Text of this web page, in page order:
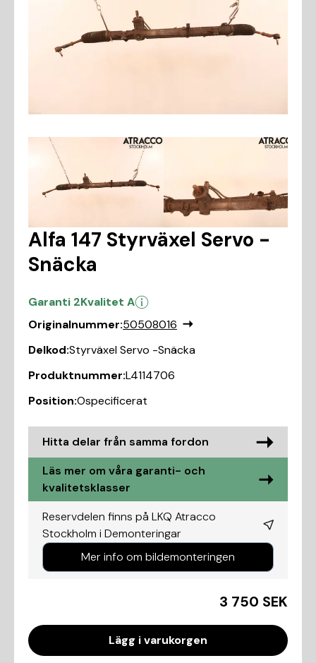
Alfa 147 Styrväxel Servo -
Snäcka
Garanti 2Kvalitet A
Originalnummer:50508016
Delkod:Styrväxel Servo -Snäcka
Produktnummer:L4114706
Position:Ospecificerat
Hitta delar från samma fordon
Läs mer om våra garanti- och
kvalitetsklasser
Reservdelen finns på LKQ Atracco
Stockholm i Demonteringar
Mer info om bildemonteringen
3 750 SEK
Lägg i varukorgen